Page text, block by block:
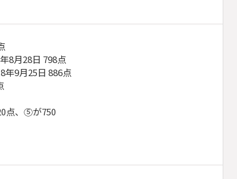
8月28日 798点
9月25日 886点
点、⑤が750